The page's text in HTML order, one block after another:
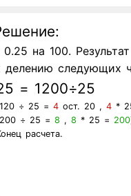
на 100.
делению следующих
= 1200÷25
÷ 25 = 4ост. 20 , 4*
÷ 25 = 8 , 8 * 25 = 200
расчета.